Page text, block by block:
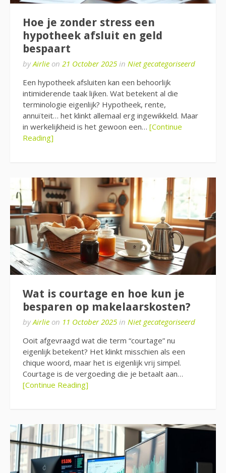
Hoe je zonder stress een
hypotheek afsluit en geld
bespaart
byAirlie on 21 October 2025 in Niet gecategoriseerd
Een hypotheek afsluiten kan een behoorlijk
intimiderende taak lijken. Wat betekent al die
terminologie eigenlijk? Hypotheek, rente,
annuïteit… het klinkt allemaal erg ingewikkeld. Maar
in werkelijkheid is het gewoon een… [Continue
Reading]
Wat is courtage en hoe kun je
besparen op makelaarskosten?
byAirlie on 11 October 2025 in Niet gecategoriseerd
Ooit afgevraagd wat die term “courtage” nu
eigenlijk betekent? Het klinkt misschien als een
chique woord, maar het is eigenlijk vrij simpel.
Courtage is de vergoeding die je betaalt aan…
[Continue Reading]